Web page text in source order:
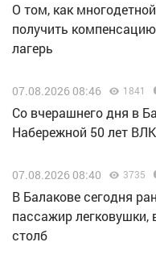
О том, как
получить
лагерь
07.08.2026 08:46 1841
Со вчерашнего дня в
Набережной 50 лет
07.08.2026 08:40 3735
В Балакове сегодня
пассажир легковушки,
столб